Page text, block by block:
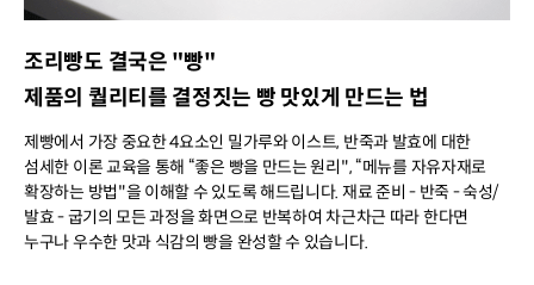
조리빵도 결국은 "빵"
제품의 퀄리티를 결정짓는 빵 맛있게 만드는 법
제빵에서 가장 중요한 4요소인 밀가루와 이스트, 반죽과 발효에 대한
섬세한 이론 교육을 통해 “좋은 빵을 만드는 원리", “메뉴를 자유자재로
확장하는 방법"을 이해할 수 있도록 해드립니다. 재료 준비 - 반죽 - 숙성/
발효 - 굽기의 모든 과정을 화면으로 반복하여 차근차근 따라 한다면
누구나 우수한 맛과 식감의 빵을 완성할 수 있습니다.